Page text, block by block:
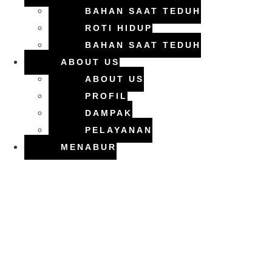
BAHAN SAAT TEDUH
ROTI HIDUP
BAHAN SAAT TEDUH
ABOUT US
ABOUT US
PROFIL
DAMPAK
PELAYANAN
MENABUR